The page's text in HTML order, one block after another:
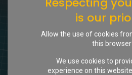
[Phares chapron] Zusatzscheinwerfer SEV Marchal, Chapron Coupé/Cabriolet, N.O.S.
is our
Allow the use of cookies
this
We use cookies to
experience on this